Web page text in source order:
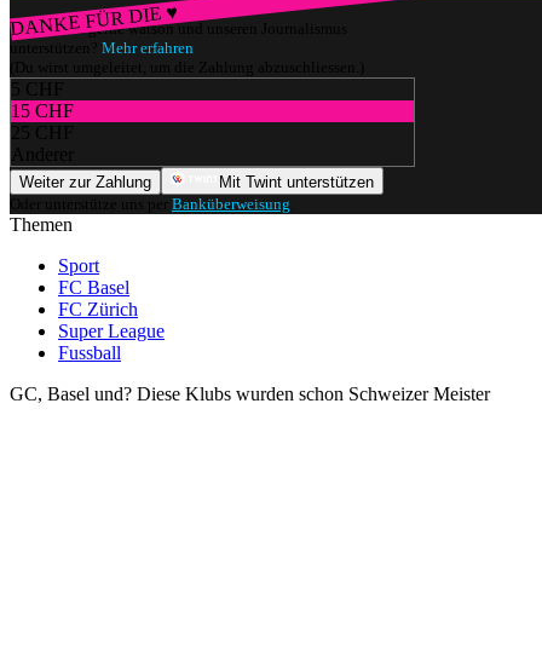
DANKE FÜR DIE ♥
Würdest du gerne watson und unseren Journalismus
unterstützen? Mehr erfahren
(Du wirst umgeleitet, um die Zahlung abzuschliessen.)
5 CHF
15 CHF
25 CHF
Anderer
Weiter zur Zahlung
Mit Twint unterstützen
Oder unterstütze uns per Banküberweisung
Themen
Sport
FC Basel
FC Zürich
Super League
Fussball
GC, Basel und? Diese Klubs wurden schon Schweizer Meister